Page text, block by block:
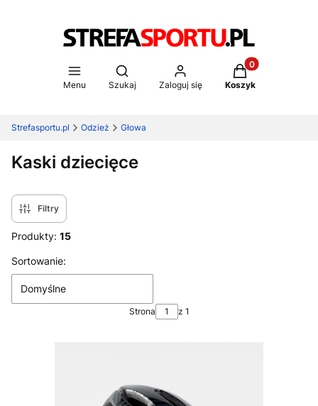
Menu
Otwórz wyszukiwarkę
Szukaj Zaloguj się
Produkty w
Koszyk
Strefasportu.pl Odzież Głowa
Kaski dziecięce
Filtry
Produkty: 15
Lista produktów
Sortowanie:
Domyślne
Strona z 1